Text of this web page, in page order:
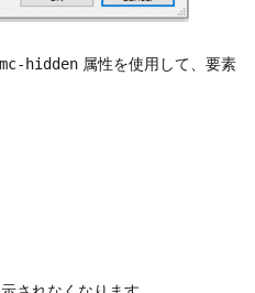
mc-hidden 属性を使用して、要素